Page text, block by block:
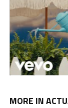
MORE IN